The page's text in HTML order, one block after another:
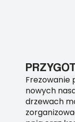
Frezowanie
nowych
drzewach